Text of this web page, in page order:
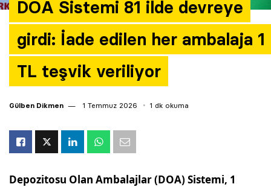
DOA Sistemi 81 ilde devreye
girdi: İade edilen her ambalaja 1
TL teşvik veriliyor
Gülben Dikmen 1 Temmuz 2026 1 dk okuma
Depozitosu Olan Ambalajlar (DOA) Sistemi, 1